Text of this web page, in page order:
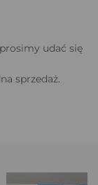
udać się
sprzedaż.